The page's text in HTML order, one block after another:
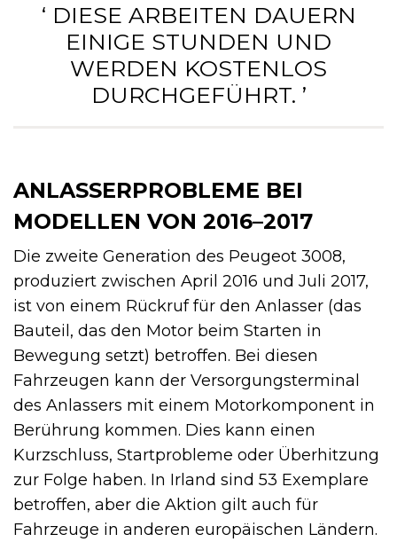
‘ DIESE ARBEITEN DAUERN
EINIGE STUNDEN UND
WERDEN KOSTENLOS
DURCHGEFÜHRT. ’
ANLASSERPROBLEME BEI
MODELLEN VON 2016–2017
Die zweite Generation des Peugeot 3008,
produziert zwischen April 2016 und Juli 2017,
ist von einem Rückruf für den Anlasser (das
Bauteil, das den Motor beim Starten in
Bewegung setzt) betroffen. Bei diesen
Fahrzeugen kann der Versorgungsterminal
des Anlassers mit einem Motorkomponent in
Berührung kommen. Dies kann einen
Kurzschluss, Startprobleme oder Überhitzung
zur Folge haben. In Irland sind 53 Exemplare
betroffen, aber die Aktion gilt auch für
Fahrzeuge in anderen europäischen Ländern.